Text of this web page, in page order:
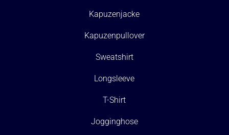
Kapuzenjacke
Kapuzenpullover
Sweatshirt
Longsleeve
T-Shirt
Jogginghose